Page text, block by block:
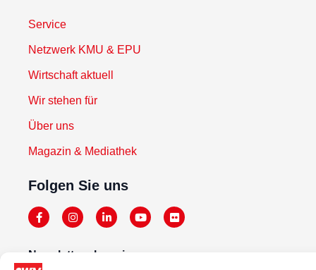
Service
Netzwerk KMU & EPU
Wirtschaft aktuell
Wir stehen für
Über uns
Magazin & Mediathek
Folgen Sie uns
Newsletter abonnieren